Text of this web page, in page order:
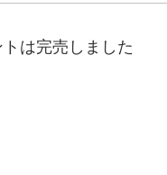
は完売しました